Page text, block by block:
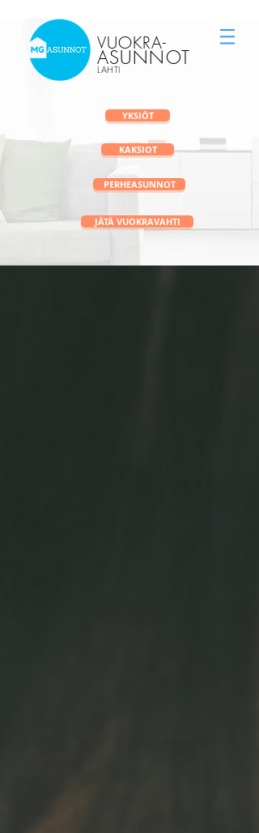
vuokravälitys
YKSIÖT
KAKSIOT
PERHEASUNNOT
VUOKRA-
ASUNNOT
LAHTI
JÄTÄ VUOKRAVAHTI